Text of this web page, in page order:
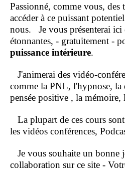
Passionné, comme vous, des
accéder à ce puissant
nous. Je vous présenterai ici
étonnantes, - gratuitement -
puissance intérieure.
J'animerai des vidéo-
comme la PNL, l'hypnose, la
pensée positive , la mémoire,
La plupart de ces cours
les vidéos conférences,
Je vous souhaite un bonne
collaboration sur ce site -